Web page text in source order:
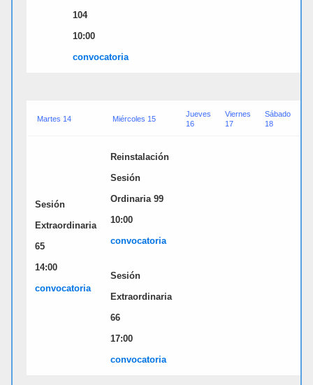
104
10:00
convocatoria
Martes 14 Miércoles 15
Jueves
16
Viernes
17
Sábado
18
Sesión
Extraordinaria
65
14:00
convocatoria
Reinstalación
Sesión
Ordinaria 99
10:00
convocatoria
Sesión
Extraordinaria
66
17:00
convocatoria